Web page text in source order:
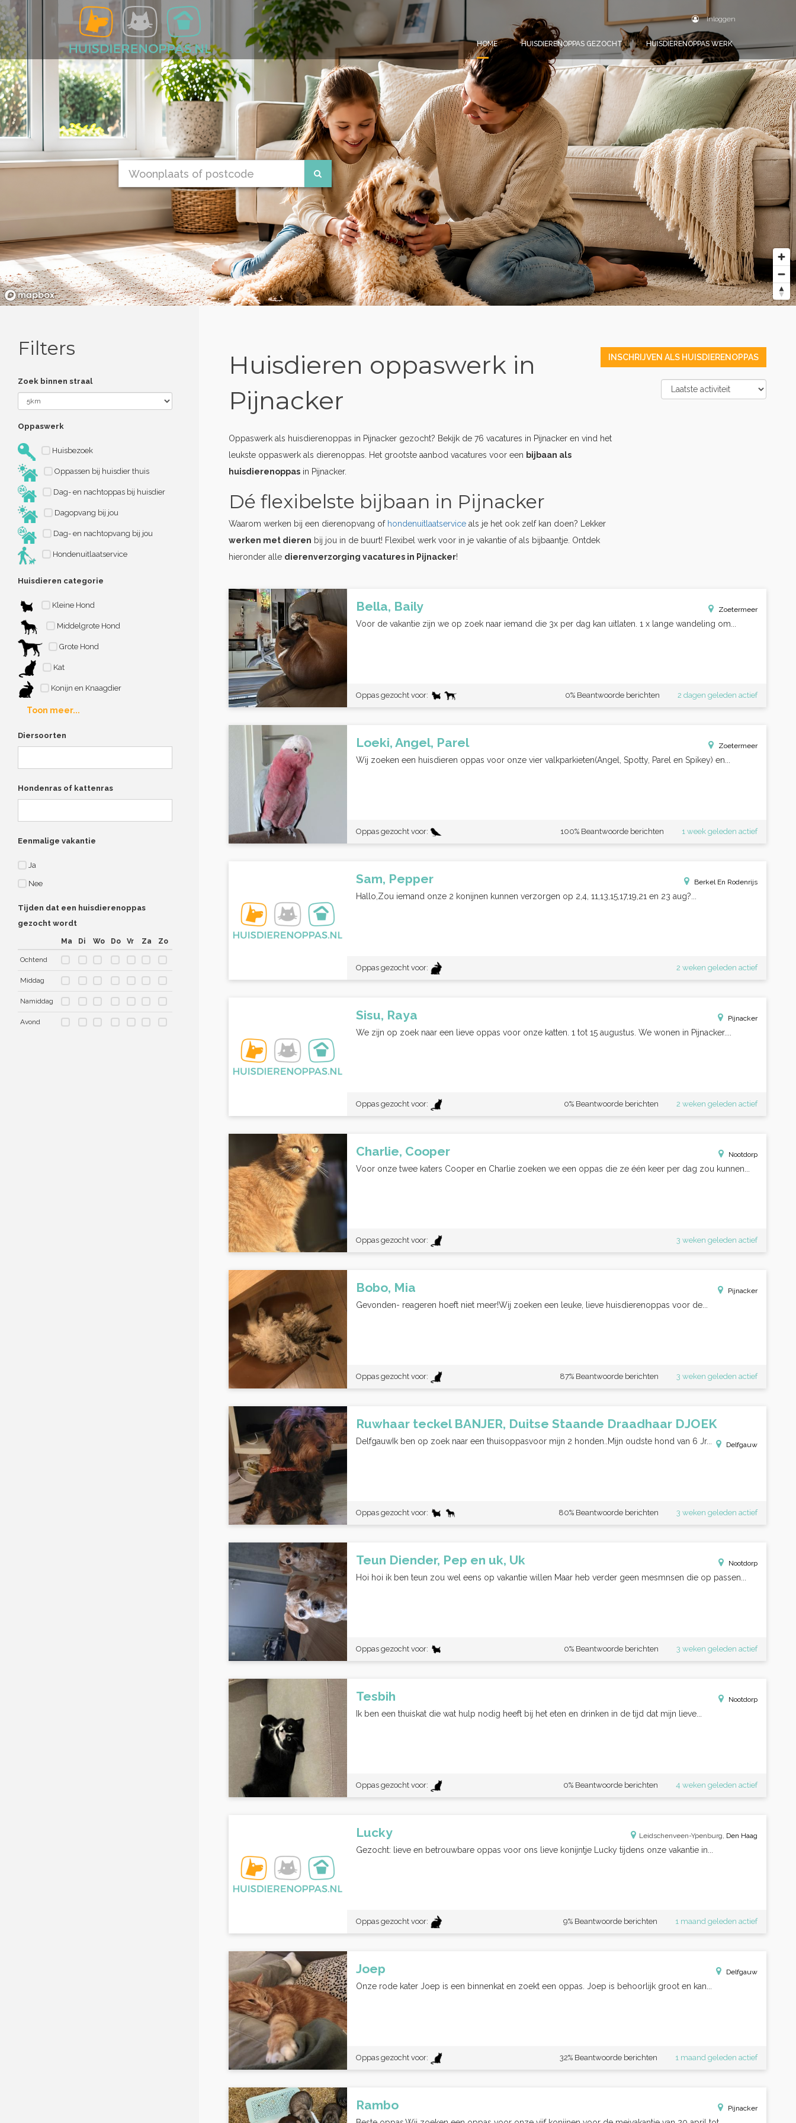
Inloggen
HOME HUISDIERENOPPAS GEZOCHT HUISDIERENOPPAS WERK
Filters
Zoek binnen straal
Oppaswerk
Huisbezoek
Oppassen bij huisdier thuis
Dag- en nachtoppas bij huisdier
Dagopvang bij jou
Dag- en nachtopvang bij jou
Hondenuitlaatservice
Huisdieren categorie
Kleine Hond
Middelgrote Hond
Grote Hond
Kat
Konijn en Knaagdier
Toon meer...
Diersoorten
Hondenras of kattenras
Eenmalige vakantie
Ja
Nee
Tijden dat een huisdierenoppas
gezocht wordt
Ma Di Wo Do Vr Za Zo
Ochtend
Middag
Namiddag
Avond
Huisdieren oppaswerk in
Pijnacker
Oppaswerk als huisdierenoppas in Pijnacker gezocht? Bekijk de 76 vacatures in Pijnacker en vind het
leukste oppaswerk als dierenoppas. Het grootste aanbod vacatures voor een bijbaan als
huisdierenoppas in Pijnacker.
Dé flexibelste bijbaan in Pijnacker
Waarom werken bij een dierenopvang of hondenuitlaatservice als je het ook zelf kan doen? Lekker
werken met dieren bij jou in de buurt! Flexibel werk voor in je vakantie of als bijbaantje. Ontdek
hieronder alle dierenverzorging vacatures in Pijnacker!
INSCHRIJVEN ALS HUISDIERENOPPAS
Bella, Baily Zoetermeer
Voor de vakantie zijn we op zoek naar iemand die 3x per dag kan uitlaten. 1 x lange wandeling om...
Oppas gezocht voor: 2 dagen geleden actief
0% Beantwoorde berichten
Loeki, Angel, Parel Zoetermeer
Wij zoeken een huisdieren oppas voor onze vier valkparkieten(Angel, Spotty, Parel en Spikey) en...
Oppas gezocht voor: 1 week geleden actief
100% Beantwoorde berichten
Sam, Pepper Berkel En Rodenrijs
Hallo,Zou iemand onze 2 konijnen kunnen verzorgen op 2,4, 11,13,15,17,19,21 en 23 aug?...
Oppas gezocht voor: 2 weken geleden actief
Sisu, Raya Pijnacker
We zijn op zoek naar een lieve oppas voor onze katten. 1 tot 15 augustus. We wonen in Pijnacker....
Oppas gezocht voor: 2 weken geleden actief
0% Beantwoorde berichten
Charlie, Cooper Nootdorp
Voor onze twee katers Cooper en Charlie zoeken we een oppas die ze één keer per dag zou kunnen...
Oppas gezocht voor: 3 weken geleden actief
Bobo, Mia Pijnacker
Gevonden- reageren hoeft niet meer!Wij zoeken een leuke, lieve huisdierenoppas voor de...
Oppas gezocht voor: 3 weken geleden actief
87% Beantwoorde berichten
Ruwhaar teckel BANJER, Duitse Staande Draadhaar DJOEK
Delfgauw
DelfgauwIk ben op zoek naar een thuisoppasvoor mijn 2 honden..Mijn oudste hond van 6 Jr...
Oppas gezocht voor: 3 weken geleden actief
80% Beantwoorde berichten
Teun Diender, Pep en uk, Uk Nootdorp
Hoi hoi ik ben teun zou wel eens op vakantie willen Maar heb verder geen mesmnsen die op passen...
Oppas gezocht voor: 3 weken geleden actief
0% Beantwoorde berichten
Tesbih Nootdorp
Ik ben een thuiskat die wat hulp nodig heeft bij het eten en drinken in de tijd dat mijn lieve...
Oppas gezocht voor: 4 weken geleden actief
0% Beantwoorde berichten
Lucky Leidschenveen-Ypenburg, Den Haag
Gezocht: lieve en betrouwbare oppas voor ons lieve konijntje Lucky tijdens onze vakantie in...
Oppas gezocht voor: 1 maand geleden actief
9% Beantwoorde berichten
Joep Delfgauw
Onze rode kater Joep is een binnenkat en zoekt een oppas. Joep is behoorlijk groot en kan...
Oppas gezocht voor: 1 maand geleden actief
32% Beantwoorde berichten
Rambo Pijnacker